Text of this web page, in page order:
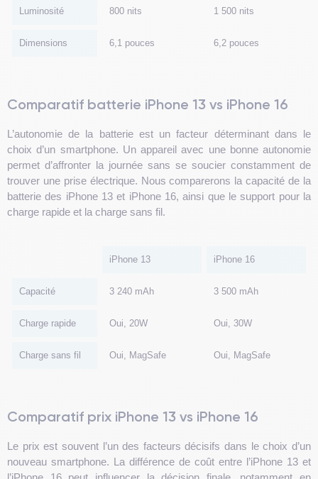
Luminosité 800 nits 1 500 nits
Dimensions 6,1 pouces 6,2 pouces
Comparatif batterie iPhone 13 vs iPhone 16
L’autonomie de la batterie est un facteur déterminant dans le
choix d’un smartphone. Un appareil avec une bonne autonomie
permet d’affronter la journée sans se soucier constamment de
trouver une prise électrique. Nous comparerons la capacité de la
batterie des iPhone 13 et iPhone 16, ainsi que le support pour la
charge rapide et la charge sans fil.
iPhone 13 iPhone 16
Capacité 3 240 mAh 3 500 mAh
Charge rapide Oui, 20W Oui, 30W
Charge sans fil Oui, MagSafe Oui, MagSafe
Comparatif prix iPhone 13 vs iPhone 16
Le prix est souvent l’un des facteurs décisifs dans le choix d’un
nouveau smartphone. La différence de coût entre l’iPhone 13 et